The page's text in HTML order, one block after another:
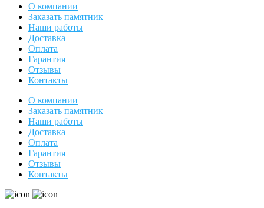
О компании
Заказать памятник
Наши работы
Доставка
Оплата
Гарантия
Отзывы
Контакты
О компании
Заказать памятник
Наши работы
Доставка
Оплата
Гарантия
Отзывы
Контакты